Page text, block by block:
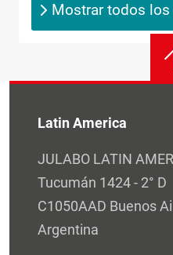
Mostrar todos
Latin America
JULABO LATIN
Tucumán 1424 - 2° D
C1050AAD Buenos
Argentina